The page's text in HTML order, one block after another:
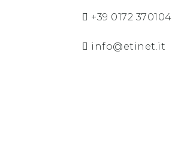
+39 0172 370104
info@etinet.it